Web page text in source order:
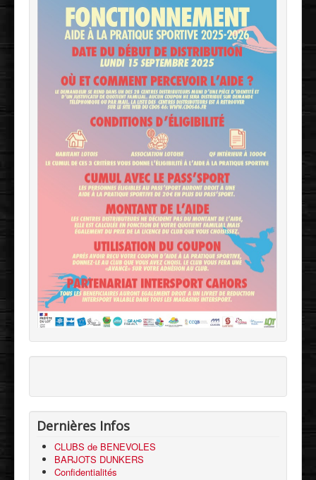
Dernières Infos
CLUBS de BENEVOLES
BARJOTS DUNKERS
Confidentialités